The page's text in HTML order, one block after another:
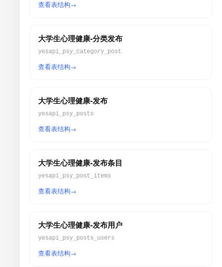
查看表结构
大学生心理健康-分类发布
yesapi_psy_category_post
查看表结构
大学生心理健康-发布
yesapi_psy_posts
查看表结构
大学生心理健康-发布条目
yesapi_psy_post_items
查看表结构
大学生心理健康-发布用户
yesapi_psy_posts_users
查看表结构